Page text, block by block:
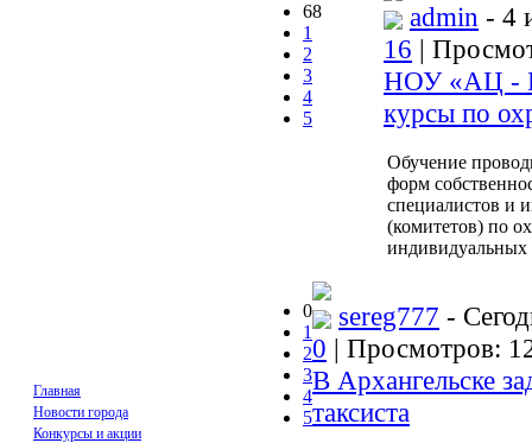
Главная
Новости города
Конкурсы и акции
68
1
2
3
4
5
admin - 4
16 |
НОУ «АЦ -
курсы по
Обучение
форм
специалистов и
(комитетов) по
индивидуальных
0
1
2
3
4
5
sereg777 -
0 | Просмотров:
В Архангельске
таксиста